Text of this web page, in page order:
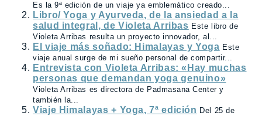
Es la 9ª edición de un viaje ya emblemático creado...
Libro/ Yoga y Ayurveda, de la ansiedad a la
salud integral, de Violeta Arribas Este libro de
Violeta Arribas resulta un proyecto innovador, al...
El viaje más soñado: Himalayas y Yoga Este
viaje anual surge de mi sueño personal de compartir...
Entrevista con Violeta Arribas: «Hay muchas
personas que demandan yoga genuino»
Violeta Arribas es directora de Padmasana Center y
también la...
Viaje Himalayas + Yoga, 7ª edición Del 25 de